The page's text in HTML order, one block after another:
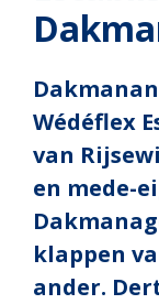
Wédéflex
van
en mede-
klappen
ander.